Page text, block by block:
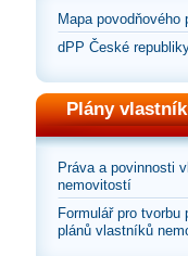
Mapa povodňového
dPP České
Plány
Práva a povinnosti
nemovitostí
Formulář pro tvorbu
plánů vlastníků